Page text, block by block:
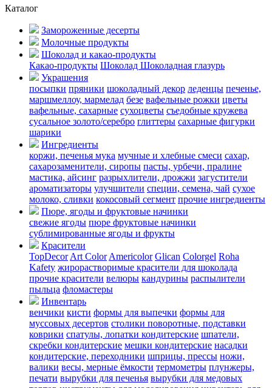
Каталог
Замороженные десерты
Молочные продукты
Шоколад и какао-продукты
Какао-продукты Шоколад Шоколадная глазурь
Украшения
посыпки пряники шоколадный декор леденцы печенье,
маршмеллоу, мармелад безе вафельные рожки цветы
вафельные, сахарные сухоцветы съедобные кружева
сусальное золото/серебро глиттеры сахарные фигурки
шарики
Ингредиенты
коржи, печенья мука мучные и хлебные смеси сахар,
сахарозаменители, сиропы пасты, урбечи, пралине
мастика, айсинг разрыхлители, дрожжи загустители
ароматизаторы улучшители специи, семена, чай сухое
молоко, сливки кокосовый сегмент прочие ингредиенты
Пюре, ягоды и фруктовые начинки
свежие ягоды пюре фруктовые начинки
сублимированные ягоды и фрукты
Красители
TopDecor Art Color Americolor Glican Colorgel Roha
Kafety жирорастворимые красители для шоколада
прочие красители велюры кандурины распылители
пыльца фломастеры
Инвентарь
венчики кисти формы для выпечки формы для
муссовых десертов столики поворотные, подставки
коврики cпатулы, лопатки кондитерские шпатели,
скребки кондитерские мешки кондитерские насадки
кондитерские, переходники шприцы, прессы ножи,
валики весы, мерные ёмкости термометры плунжеры,
печати вырубки для печенья вырубки для медовых